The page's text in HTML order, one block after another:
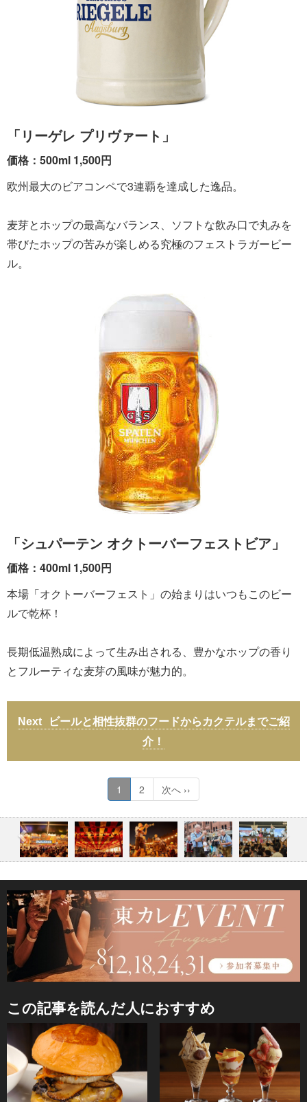
「リーゲレ プリヴァート」
価格：500ml 1,500円
欧州最大のビアコンペで3連覇を達成した逸品。
麦芽とホップの最高なバランス、ソフトな飲み口で丸みを
帯びたホップの苦みが楽しめる究極のフェストラガービー
ル。
「シュパーテン オクトーバーフェストビア」
価格：400ml 1,500円
本場「オクトーバーフェスト」の始まりはいつもこのビー
ルで乾杯！
長期低温熟成によって生み出される、豊かなホップの香り
とフルーティな麦芽の風味が魅力的。
ビールと相性抜群のフードからカクテルまでご紹
介！
1 2 次へ ››
この記事を読んだ人におすすめ